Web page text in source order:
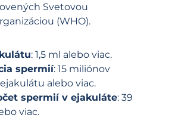
Svetovou
(WHO).
: 1,5 ml alebo viac.
spermií: 15 miliónov
alebo viac.
spermií v ejakuláte: 39
viac.